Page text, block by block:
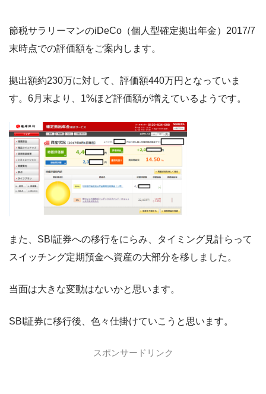
節税サラリーマンのiDeCo（個人型確定拠出年金）2017/7
末時点での評価額をご案内します。
拠出額約230万に対して、評価額440万円となっていま
す。6月末より、1%ほど評価額が増えているようです。
また、SBI証券への移行をにらみ、タイミング見計らって
スイッチング定期預金へ資産の大部分を移しました。
当面は大きな変動はないかと思います。
SBI証券に移行後、色々仕掛けていこうと思います。
スポンサードリンク